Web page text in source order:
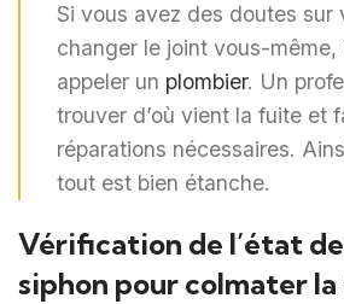
Si vous avez des doutes sur
changer le joint vous-même,
appeler un plombier. Un
trouver d’où vient la fuite et
réparations nécessaires.
tout est bien étanche.
Vérification de l’état
siphon pour colmater